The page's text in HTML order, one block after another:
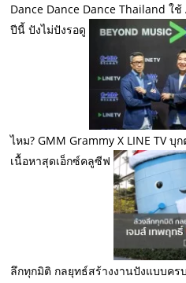
Dance Dance Dance Thailand ใ
ปีนี้ ปังไม่ปังรอดู
ไหม? GMM Grammy X LINE TV
เนื้อหาสุดเอ็กซ์คลูซีฟ
ลึกทุกมิติ กลยุทธ์สร้างงานปังแบบคร